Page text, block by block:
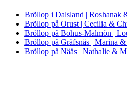
Bröllop i Dalsland | Roshanak
Bröllop på Orust | Cecilia &
Bröllop på Bohus-Malmön |
Bröllop på Gräfsnäs | Marina &
Bröllop på Nääs | Nathalie &